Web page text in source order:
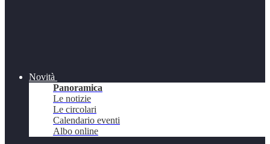
Novità
Panoramica
Le notizie
Le circolari
Calendario eventi
Albo online